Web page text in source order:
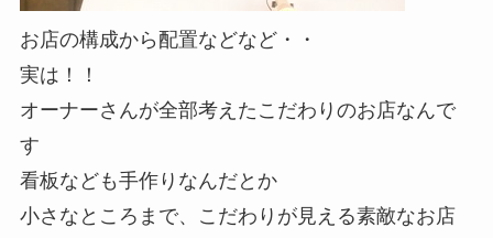
お店の構成から配置などなど・・
実は！！
オーナーさんが全部考えたこだわりのお店なんで
す
看板なども手作りなんだとか
小さなところまで、こだわりが見える素敵なお店